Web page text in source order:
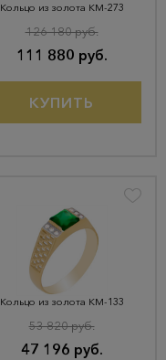
Кольцо из золота КМ-273
111 880 руб.
126 180 руб.
КУПИТЬ
Кольцо из золота КМ-133
47 196 руб.
53 820 руб.